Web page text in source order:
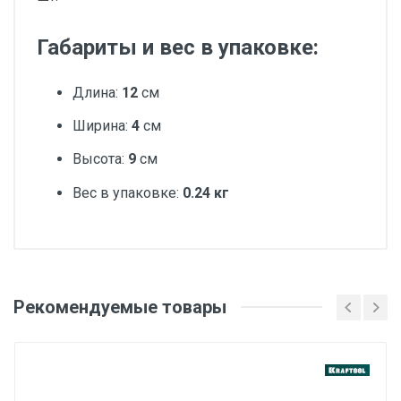
Габариты и вес в упаковке:
Длина: 12 см
Ширина: 4 см
Высота: 9 см
Вес в упаковке: 0.24 кг
Вес
Рекомендуемые товары